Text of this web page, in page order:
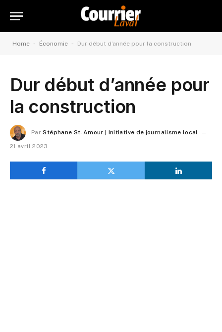
Home - Économie - Dur début d’année pour la construction
Dur début d’année pour
la construction
Par Stéphane St-Amour | Initiative de journalisme local
21 avril 2023